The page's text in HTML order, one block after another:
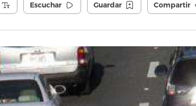
Escuchar Guardar Compartir